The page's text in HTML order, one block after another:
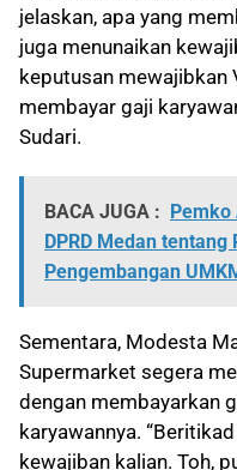
jelaskan, apa yang
juga menunaikan
keputusan mewajibkan
membayar gaji
Sudari.
BACA JUGA : Pemko
DPRD Medan
Pengembangan
Sementara, Modesta
Supermarket segera
dengan membayarkan
karyawannya.
kewajiban kalian. Toh,